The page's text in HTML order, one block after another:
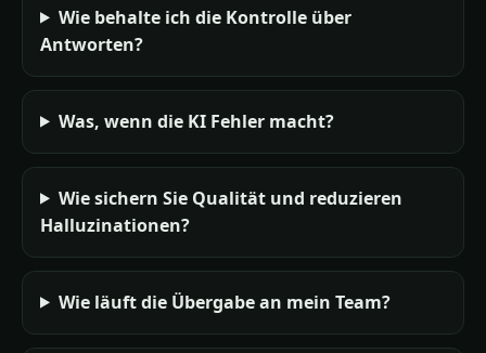
Wie behalte ich die Kontrolle über
Antworten?
Was, wenn die KI Fehler macht?
Wie sichern Sie Qualität und reduzieren
Halluzinationen?
Wie läuft die Übergabe an mein Team?